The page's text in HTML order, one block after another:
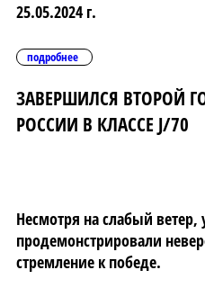
25.05.2024 г.
подробнее
ЗАВЕРШИЛСЯ ВТОРОЙ
РОССИИ В КЛАССЕ J/70
Несмотря на слабый ветер,
продемонстрировали
стремление к победе.